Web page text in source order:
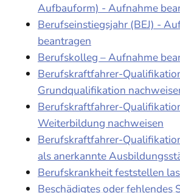
Aufbauform) - Aufnahme
Berufseinstiegsjahr (BEJ) -
beantragen
Berufskolleg – Aufnahme
Berufskraftfahrer-
Grundqualifikation
Berufskraftfahrer-
Weiterbildung nachweisen
Berufskraftfahrer-
als anerkannte
Berufskrankheit feststellen
Beschädigtes oder fehlendes